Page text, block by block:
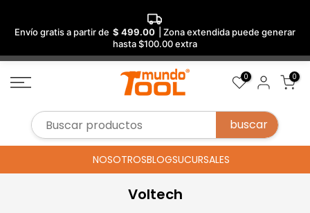
Envío gratis a partir de $ 499.00
| Zona extendida puede generar
hasta $100.00 extra
Saltar
al
0 0
NOSOTROSBLOGSUCURSALES
Voltech